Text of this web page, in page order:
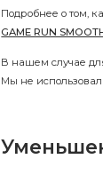
Подробнее о том,
GAME RUN
В нашем случае
Мы не